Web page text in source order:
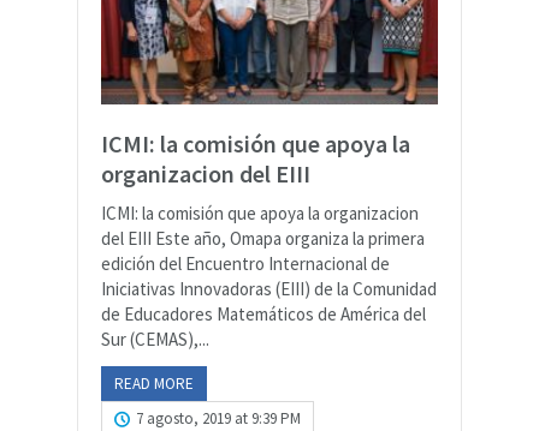
ICMI: la comisión que apoya la
organizacion del EIII
ICMI: la comisión que apoya la organizacion
del EIII Este año, Omapa organiza la primera
edición del Encuentro Internacional de
Iniciativas Innovadoras (EIII) de la Comunidad
de Educadores Matemáticos de América del
Sur (CEMAS),...
READ MORE
7 agosto, 2019 at 9:39 PM